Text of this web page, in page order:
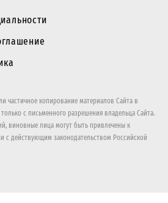
частичное копирование материалов Сайта в
с письменного разрешения владельца Сайта.
виновные лица могут быть привлечены к
с действующим законодательством Российской